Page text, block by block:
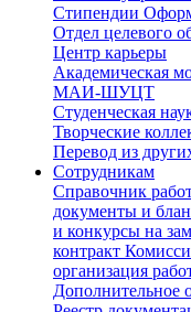
Стипендии
Отдел целевого
Центр карьеры
Академическая
МАИ-ШУЦТ
Студенческая
Творческие
Перевод из
Сотрудникам
Cправочник
документы и
и конкурсы на
контракт
организация
Дополнительное